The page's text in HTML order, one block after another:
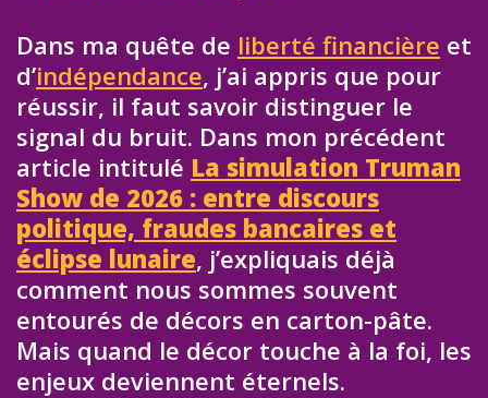
Dans ma quête de liberté financière et
d’indépendance, j’ai appris que pour
réussir, il faut savoir distinguer le
signal du bruit. Dans mon précédent
article intitulé La simulation Truman
Show de 2026 : entre discours
politique, fraudes bancaires et
éclipse lunaire, j’expliquais déjà
comment nous sommes souvent
entourés de décors en carton-pâte.
Mais quand le décor touche à la foi, les
enjeux deviennent éternels.